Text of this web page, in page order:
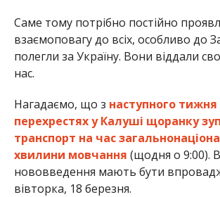
Саме тому потрібно постійно
взаємоповагу до всіх, особливо до
полегли за Україну. Вони віддали
нас.
Нагадаємо, що з наступного тижня
перехрестях у Калуші щоранку
транспорт на час
хвилини мовчання (щодня о 9:00).
нововведення мають бути
вівторка, 18 березня.